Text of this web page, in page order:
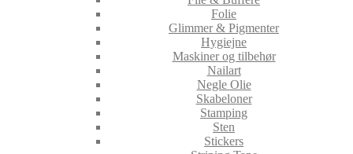
Folie
Glimmer & Pigmenter
Hygiejne
Maskiner og tilbehør
Nailart
Negle Olie
Skabeloner
Stamping
Sten
Stickers